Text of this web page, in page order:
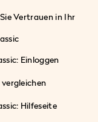
Vertrauen in Ihr
Einloggen
Hilfeseite